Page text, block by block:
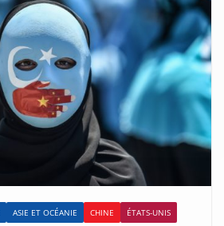
ASIE ET OCÉANIE CHINE ÉTATS-UNIS